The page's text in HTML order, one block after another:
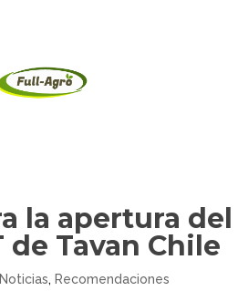
la apertura
de Tavan Chile
Noticias, Recomendaciones